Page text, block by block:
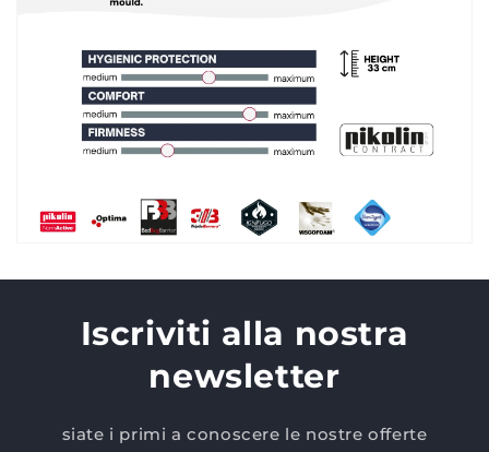
Iscriviti alla nostra
newsletter
siate i primi a conoscere le nostre offerte